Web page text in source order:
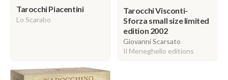
Tarocchi Piacentini
Lo Scarabo
Tarocchi Visconti-
Sforza small size limited
edition 2002
Giovanni Scarsato
Il Meneghello editions